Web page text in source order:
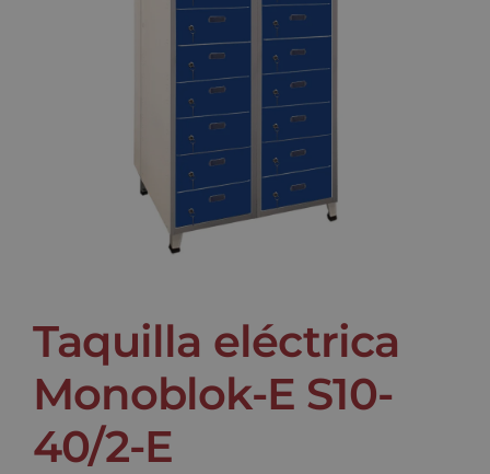
Taquilla eléctrica
Monoblok-E S10-
40/2-E